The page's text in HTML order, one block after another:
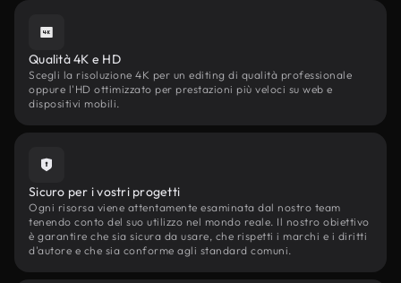
Qualità 4K e HD
Scegli la risoluzione 4K per un editing di qualità professionale
oppure l'HD ottimizzato per prestazioni più veloci su web e
dispositivi mobili.
Sicuro per i vostri progetti
Ogni risorsa viene attentamente esaminata dal nostro team
tenendo conto del suo utilizzo nel mondo reale. Il nostro obiettivo
è garantire che sia sicura da usare, che rispetti i marchi e i diritti
d'autore e che sia conforme agli standard comuni.